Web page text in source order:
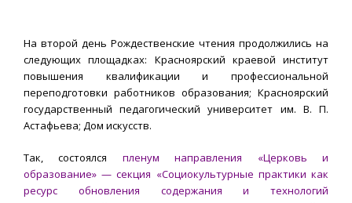
На второй день Рождественские чтения продолжились на
следующих площадках: Красноярский краевой институт
повышения квалификации и профессиональной
переподготовки работников образования; Красноярский
государственный педагогический университет им. В. П.
Астафьева; Дом искусств.
Так, состоялся пленум направления «Церковь и
образование» — секция «Социокультурные практики как
ресурс обновления содержания и технологий